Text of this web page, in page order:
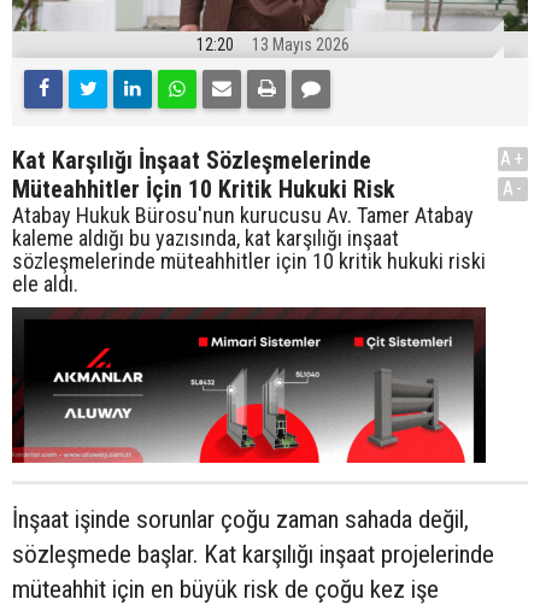
12:20 13 Mayıs 2026
Kat Karşılığı İnşaat Sözleşmelerinde
Müteahhitler İçin 10 Kritik Hukuki Risk
Atabay Hukuk Bürosu'nun kurucusu Av. Tamer Atabay
kaleme aldığı bu yazısında, kat karşılığı inşaat
sözleşmelerinde müteahhitler için 10 kritik hukuki riski
ele aldı.
A+
A-
İnşaat işinde sorunlar çoğu zaman sahada değil,
sözleşmede başlar. Kat karşılığı inşaat projelerinde
müteahhit için en büyük risk de çoğu kez işe